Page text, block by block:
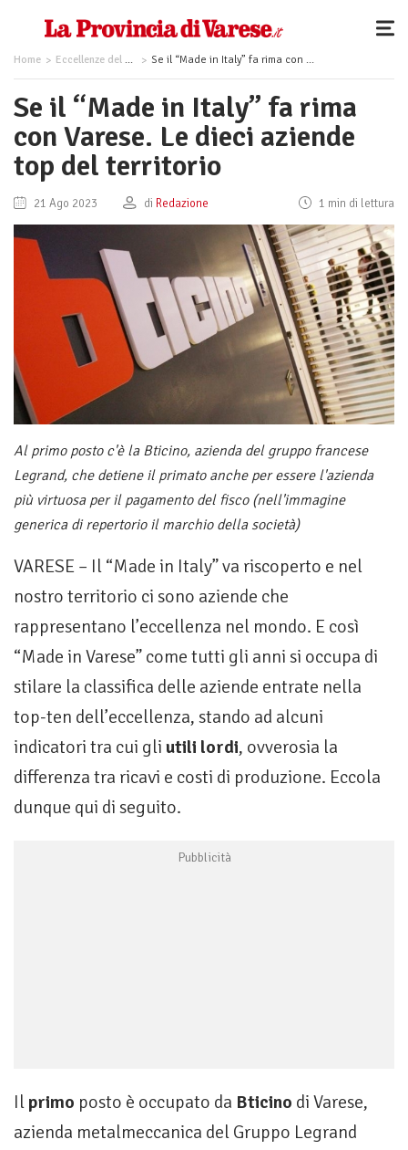
Home Eccellenze del territorio Se il “Made in Italy” fa rima con Varese. Le dieci aziende top del territorio
Se il “Made in Italy” fa rima
con Varese. Le dieci aziende
top del territorio
21 Ago 2023 di Redazione 1 min di lettura
Al primo posto c'è la Bticino, azienda del gruppo francese
Legrand, che detiene il primato anche per essere l'azienda
più virtuosa per il pagamento del fisco (nell'immagine
generica di repertorio il marchio della società)
VARESE – Il “Made in Italy” va riscoperto e nel
nostro territorio ci sono aziende che
rappresentano l’eccellenza nel mondo. E così
“Made in Varese” come tutti gli anni si occupa di
stilare la classifica delle aziende entrate nella
top-ten dell’eccellenza, stando ad alcuni
indicatori tra cui gli utili lordi, ovverosia la
differenza tra ricavi e costi di produzione. Eccola
dunque qui di seguito.
Il primo posto è occupato da Bticino di Varese,
azienda metalmeccanica del Gruppo Legrand